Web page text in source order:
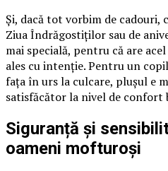
Și, dacă tot vorbim de cadouri,
Ziua Îndrăgostiților sau de
mai specială, pentru că are
ales cu intenție. Pentru un
fața în urs la culcare, plușul e
satisfăcător la nivel de confort
Siguranță și
oameni mofturoși